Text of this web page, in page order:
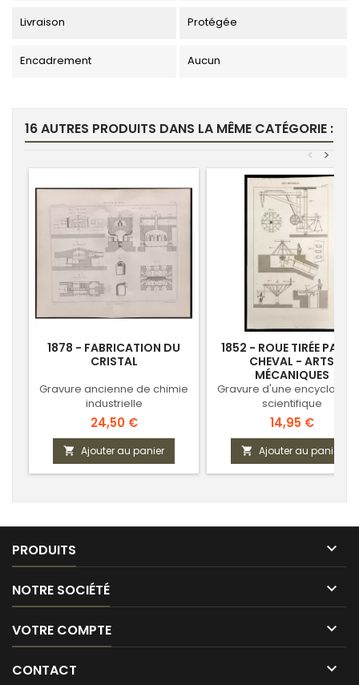
Livraison Protégée
Encadrement Aucun
16 AUTRES PRODUITS DANS LA MÊME CATÉGORIE :
>
<
1878 - FABRICATION DU
CRISTAL
Gravure ancienne de chimie
industrielle
Prix
24,50 €
 Ajouter au panier
1852 - ROUE TIRÉE PAR
CHEVAL - ARTS
MÉCANIQUES
Gravure d'une
scientifique
Prix
14,95 €
 Ajouter au panier
PRODUITS 
NOTRE SOCIÉTÉ 
VOTRE COMPTE 
CONTACT 